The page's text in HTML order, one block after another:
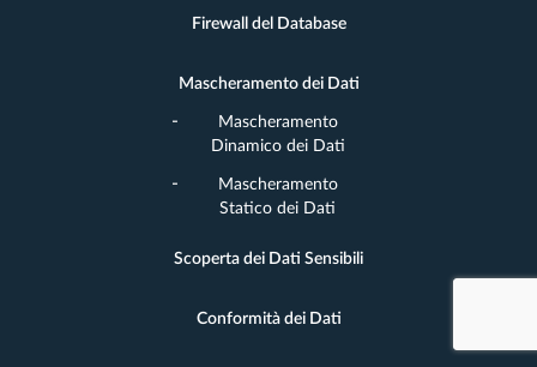
Firewall del Database
Mascheramento dei Dati
Mascheramento
Dinamico dei Dati
Mascheramento
Statico dei Dati
Scoperta dei Dati Sensibili
Conformità dei Dati